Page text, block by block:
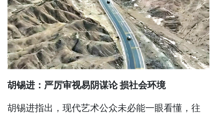
胡锡进：严厉审视易阴谋论 损社会环境
胡锡进指出，现代艺术公众未必能一眼看懂，往